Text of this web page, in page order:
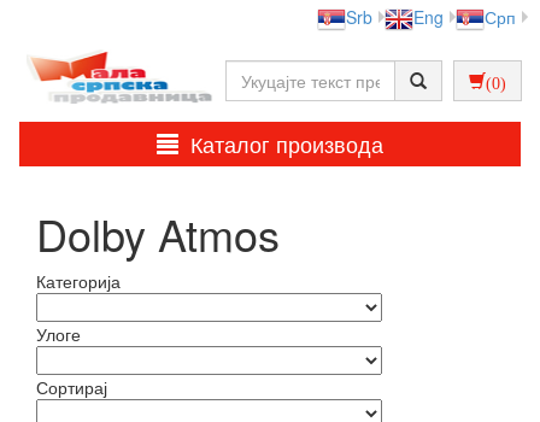
Srb Eng Срп
(0)
Каталог производа
Dolby Atmos
Категорија
Улоге
Сортирај